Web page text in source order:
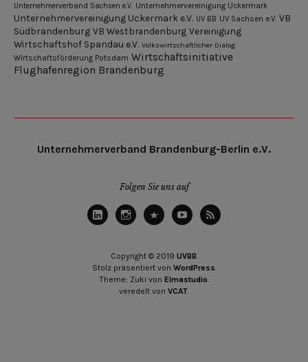
Unternehmerverband Sachsen e.V. Unternehmervereinigung Uckermark
Unternehmervereinigung Uckermark e.V. UV BB UV Sachsen e.V. VB
Südbrandenburg VB Westbrandenburg Vereinigung
Wirtschaftshof Spandau e.V. Volkswirtschaftlicher Dialog
Wirtschaftsförderung Potsdam Wirtschaftsinitiative
Flughafenregion Brandenburg
Unternehmerverband Brandenburg-Berlin e.V.
Folgen Sie uns auf
Copyright © 2019 UVBB
Stolz präsentiert von WordPress
Theme: Zuki von Elmastudio
veredelt von VCAT